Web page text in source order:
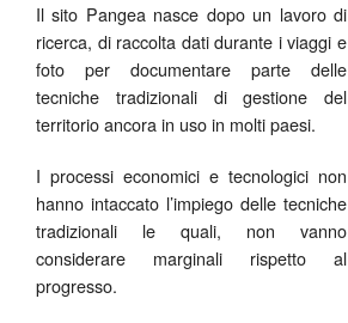
Il sito Pangea nasce dopo un lavoro di
ricerca, di raccolta dati durante i viaggi e
foto per documentare parte delle
tecniche tradizionali di gestione del
territorio ancora in uso in molti paesi.
I processi economici e tecnologici non
hanno intaccato l’impiego delle tecniche
tradizionali le quali, non vanno
considerare marginali rispetto al
progresso.